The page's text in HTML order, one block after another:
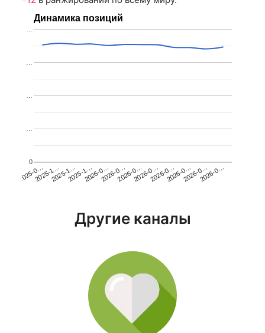
Динамика позиций
2025-0…2025-1…2025-1…2025-1…2026-0…2026-0…2026-0…2026-0…2026-0…2026-0…2026-0…2026-0…
0
…
…
…
…
Другие каналы